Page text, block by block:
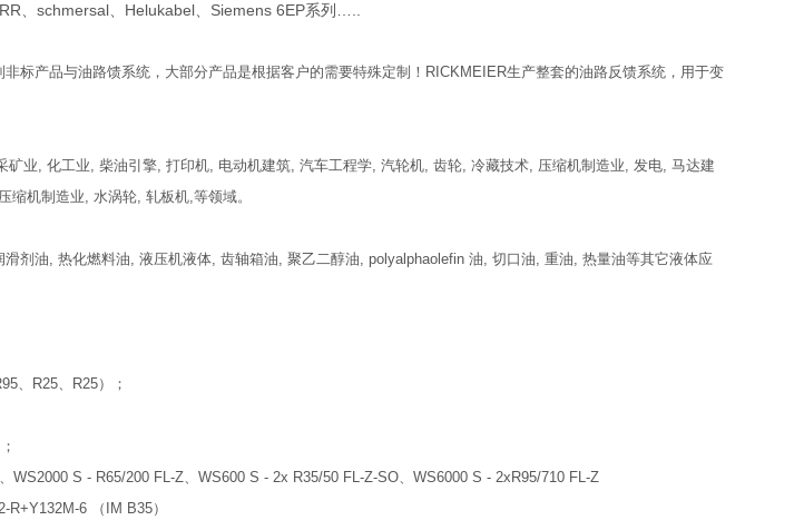
、schmersal、Helukabel、Siemens 6EP系列…..
标产品与油路馈系统，大部分产品是根据客户的需要特殊定制！RICKMEIER生产整套的油路反馈系统，用于变
矿业, 化工业, 柴油引擎, 打印机, 电动机建筑, 汽车工程学, 汽轮机, 齿轮, 冷藏技术, 压缩机制造业, 发电, 马达建
机制造业, 水涡轮, 轧板机,等领域。
剂油, 热化燃料油, 液压机液体, 齿轴箱油, 聚乙二醇油, polyalphaolefin 油, 切口油, 重油, 热量油等其它液体应
、R25、R25）；
WS2000 S - R65/200 FL-Z、WS600 S - 2x R35/50 FL-Z-SO、WS6000 S - 2xR95/710 FL-Z
6 （IM B35）